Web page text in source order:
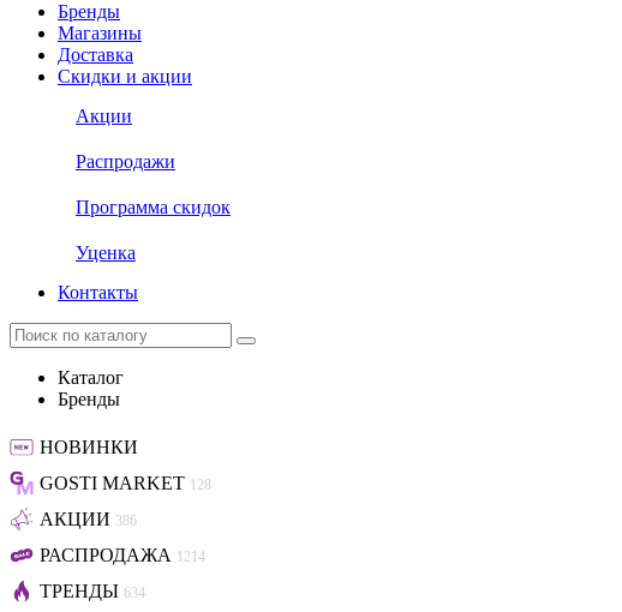
Бренды
Магазины
Доставка
Скидки и акции
Акции
Распродажи
Программа скидок
Уценка
Контакты
Каталог
Бренды
НОВИНКИ
GOSTI MARKET 128
АКЦИИ 386
РАСПРОДАЖА 1214
ТРЕНДЫ 634